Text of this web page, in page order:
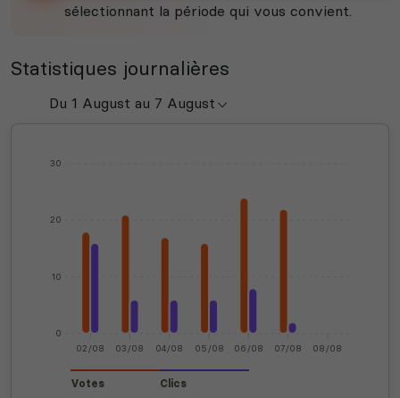
sélectionnant la période qui vous convient.
Statistiques journalières
0
10
20
30
02/08 03/08 04/08 05/08 06/08 07/08 08/08
Votes Clics